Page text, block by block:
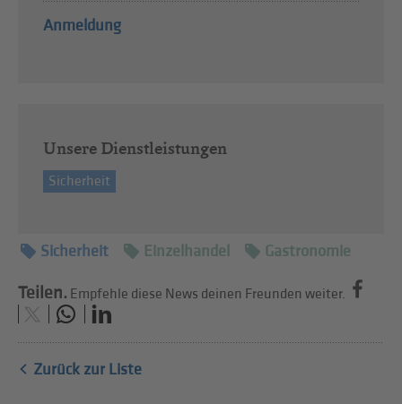
Anmeldung
Unsere Dienstleistungen
Sicherheit
Sicherheit Einzelhandel Gastronomie
Teilen. Empfehle diese News deinen Freunden weiter.
Zurück zur Liste